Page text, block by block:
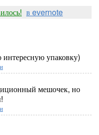
в evernote
упаковку)
мешочек, но